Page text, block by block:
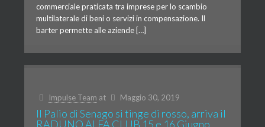
commerciale praticata tra imprese per lo scambio
multilaterale di beni o servizi in compensazione. Il
barter permette alle aziende […]
Impulse Team at Maggio 30, 2019
Il Palio di Senago si tinge di rosso, arriva il
RADUNO ALFA CLUB 15 e 16 Giugno